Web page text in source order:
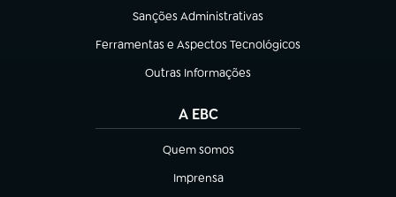
Sanções Administrativas
(abre em nova aba)
Ferramentas e Aspectos Tecnológicos
(abre em nova aba)
Outras Informações
(abre em nova aba)
A EBC
Quem somos
(abre em nova aba)
Imprensa
(abre em nova aba)